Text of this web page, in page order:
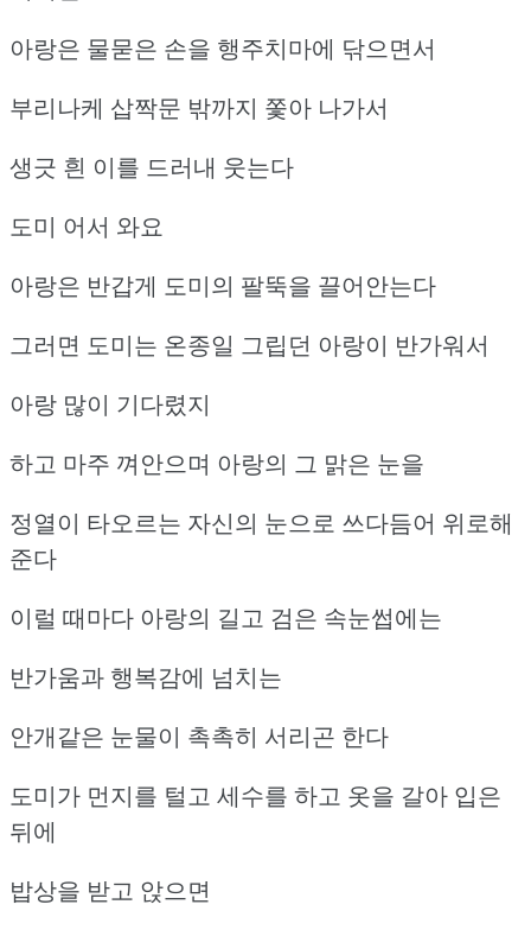
아랑은 물묻은 손을 행주치마에 닦으면서
부리나케 삽짝문 밖까지 쫓아 나가서
생긋 흰 이를 드러내 웃는다
도미 어서 와요
아랑은 반갑게 도미의 팔뚝을 끌어안는다
그러면 도미는 온종일 그립던 아랑이 반가워서
아랑 많이 기다렸지
하고 마주 껴안으며 아랑의 그 맑은 눈을
정열이 타오르는 자신의 눈으로 쓰다듬어 위로해
준다
이럴 때마다 아랑의 길고 검은 속눈썹에는
반가움과 행복감에 넘치는
안개같은 눈물이 촉촉히 서리곤 한다
도미가 먼지를 털고 세수를 하고 옷을 갈아 입은
뒤에
밥상을 받고 앉으면